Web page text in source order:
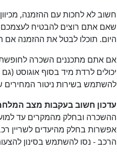
שאם אתם רוצים להבטיח לעצמכם
היום. תוכלו לבטל את ההזמנה
אם אתם מתכננים השכרה לחופשת
יכולים לרדת מיד בסוף אוגוסט
להשתמש בשירות ניטור המחירים
עדכון חשוב בעקבות מצב
ההשכרה ובחלק מהמקרים עד
אפשרות בחלק מהיעדים לשריין
הרכב - נסו להשתמש בסינון